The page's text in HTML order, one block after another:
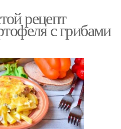
рецепт
с грибами